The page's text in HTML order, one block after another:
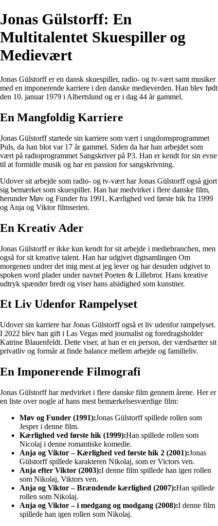
Jonas Gülstorff: En
Multitalentet Skuespiller og
Medievært
Jonas Gülstorff er en dansk skuespiller, radio- og tv-vært samt musiker
med en imponerende karriere i den danske medieverden. Han blev født
den 10. januar 1979 i Albertslund og er i dag 44 år gammel.
En Mangfoldig Karriere
Jonas Gülstorff startede sin karriere som vært i ungdomsprogrammet
Puls, da han blot var 17 år gammel. Siden da har han arbejdet som
vært på radioprogrammet Sangskriver på P3. Han er kendt for sin evne
til at formidle musik og har en passion for sangskrivning.
Udover sit arbejde som radio- og tv-vært har Jonas Gülstorff også gjort
sig bemærket som skuespiller. Han har medvirket i flere danske film,
herunder Møv og Funder fra 1991, Kærlighed ved første hik fra 1999
og Anja og Viktor filmserien.
En Kreativ Ader
Jonas Gülstorff er ikke kun kendt for sit arbejde i mediebranchen, men
også for sit kreative talent. Han har udgivet digtsamlingen Om
morgenen undrer det mig mest at jeg lever og har desuden udgivet to
spoken word plader under navnet Poeten & Lillebror. Hans kreative
udtryk spænder bredt og viser hans alsidighed som kunstner.
Et Liv Udenfor Rampelyset
Udover sin karriere har Jonas Gülstorff også et liv udenfor rampelyset.
I 2022 blev han gift i Las Vegas med journalist og foredragsholder
Katrine Blauenfeldt. Dette viser, at han er en person, der værdsætter sit
privatliv og formår at finde balance mellem arbejde og familieliv.
En Imponerende Filmografi
Jonas Gülstorff har medvirket i flere danske film gennem årene. Her er
en liste over nogle af hans mest bemærkelsesværdige film:
Møv og Funder (1991):Jonas Gülstorff spillede rollen som
Jesper i denne film.
Kærlighed ved første hik (1999):Han spillede rollen som
Nicolaj i denne romantiske komedie.
Anja og Viktor – Kærlighed ved første hik 2 (2001):Jonas
Gülstorff spillede karakteren Nikolaj, som er Victors ven.
Anja efter Viktor (2003):I denne film spillede han igen rollen
som Nikolaj, Viktors ven.
Anja og Viktor – Brændende kærlighed (2007):Han spillede
rollen som Nikolaj.
Anja og Viktor – i medgang og modgang (2008):I denne film
spillede han igen rollen som Nikolaj.